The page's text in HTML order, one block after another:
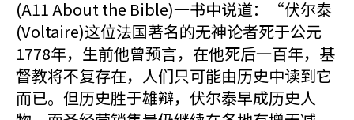
(A11 About the Bible)一书中说道：“伏尔泰
(Voltaire)这位法国著名的无神论者死于公元
1778年，生前他曾预言，在他死后一百年，基
督教将不复存在，人们只可能由历史中读到它
而已。但历史胜于雄辩，伏尔泰早成历史人